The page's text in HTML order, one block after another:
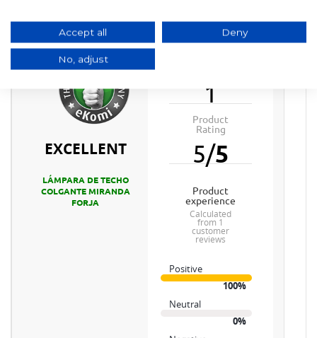
EXCELLENT
LÁMPARA DE TECHO
COLGANTE MIRANDA
FORJA
1
Product
Rating
5/5
product
experience
calculated
from 1
customer
reviews
Positive
100%
Neutral
0%
Accept all Deny
No, adjust